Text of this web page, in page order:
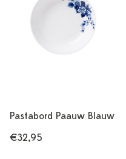
Pastabord Paauw Blauw
€32,95